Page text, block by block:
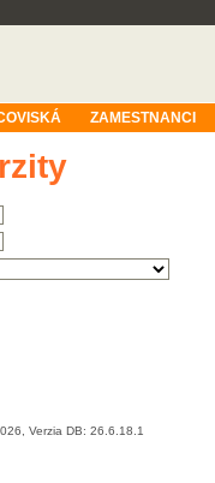
ZAMESTNANCI
Verzia DB: 26.6.18.1